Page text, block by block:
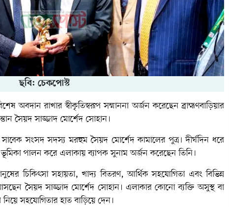
ছবি: চেকপোস্ট
অবদান রাখার স্বীকৃতিস্বরূপ সম্মাননা অর্জন করেছেন ব্রাহ্মণবাড়িয়ার
সৈয়দ সাজ্জাদ মোর্শেদ সোহান।
সাবেক সংসদ সদস্য মরহুম সৈয়দ মোর্শেদ কামালের পুত্র। দীর্ঘদিন ধরে
ভূমিকা পালন করে এলাকায় ব্যাপক সুনাম অর্জন করেছেন তিনি।
চিকিৎসা সহায়তা, খাদ্য বিতরণ, আর্থিক সহযোগিতা এবং বিভিন্ন
সৈয়দ সাজ্জাদ মোর্শেদ সোহান। এলাকার কোনো ব্যক্তি অসুস্থ বা
সহযোগিতার হাত বাড়িয়ে দেন।